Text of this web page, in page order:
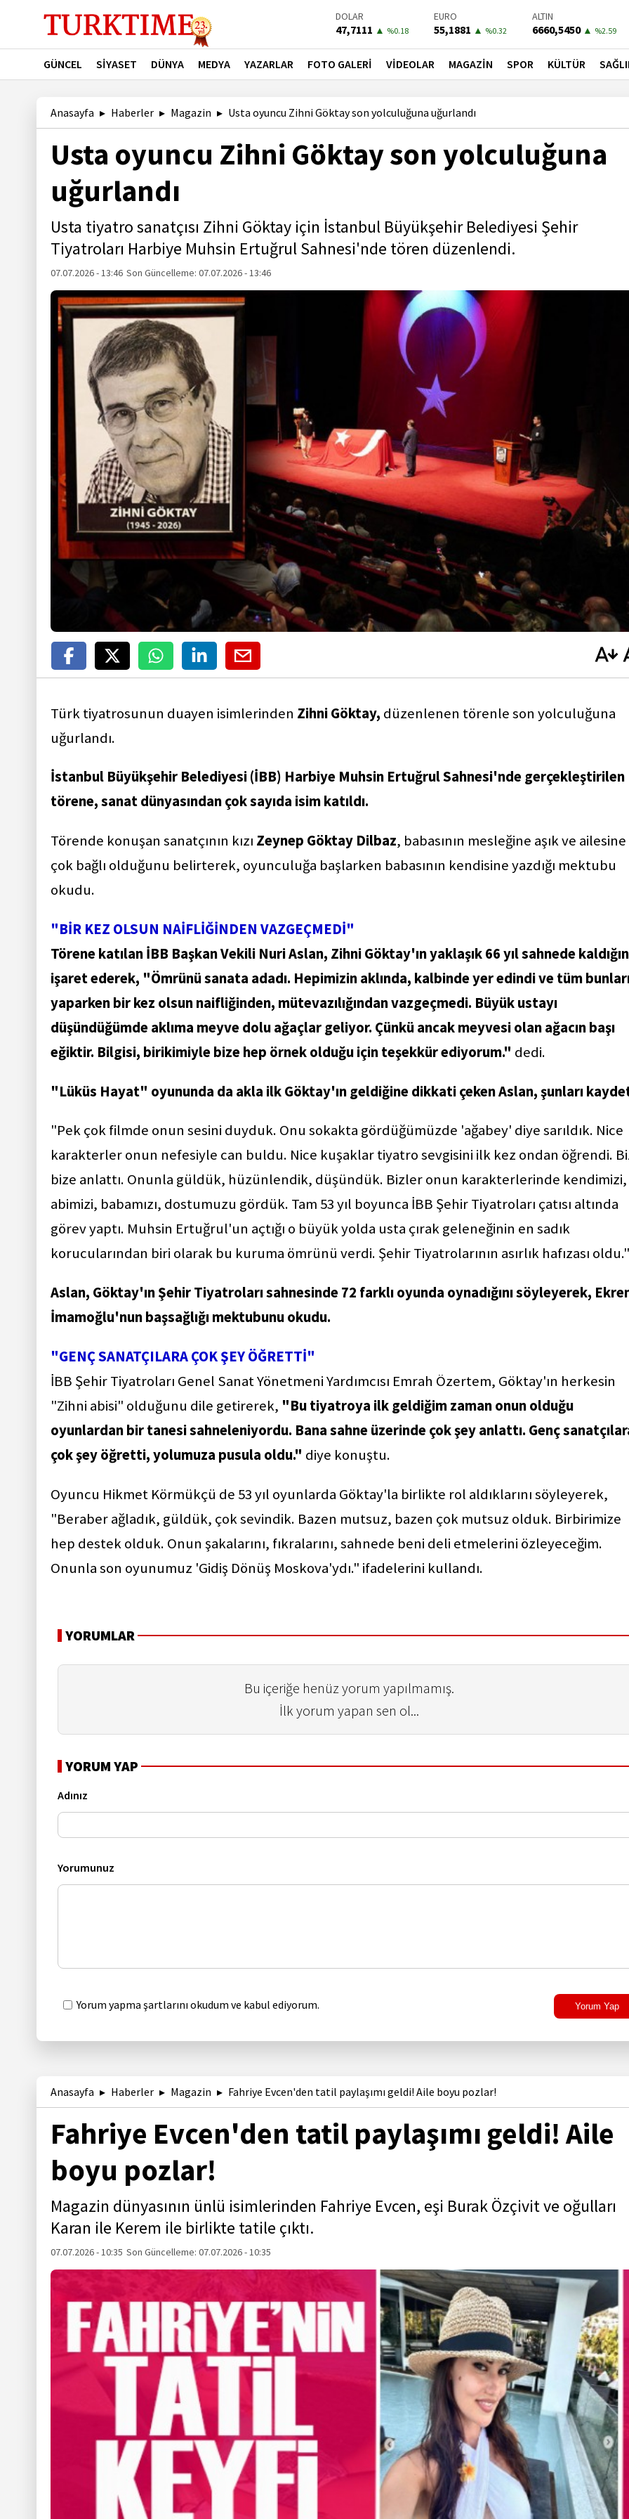
47,7111 55,1881 6660,5450
BIST-100 PETROL BONO
GÜNCEL SİYASET DÜNYA MEDYA YAZARLAR FOTO GALERİ VİDEOLAR MAGAZİN SPOR KÜLTÜR
Anasayfa Haberler Magazin Usta oyuncu Zihni Göktay son yolculuğuna uğurlandı
Usta oyuncu Zihni Göktay son yolculuğuna
uğurlandı
Usta tiyatro sanatçısı Zihni Göktay için İstanbul Büyükşehir Belediyesi Şehir
Tiyatroları Harbiye Muhsin Ertuğrul Sahnesi'nde tören düzenlendi.
07.07.2026 - 13:46 Son Güncelleme:07.07.2026 - 13:46
Türk tiyatrosunun duayen isimlerinden Zihni Göktay, düzenlenen törenle son yolculuğuna
uğurlandı.
İstanbul Büyükşehir Belediyesi (İBB) Harbiye Muhsin Ertuğrul Sahnesi'nde gerçekleştirilen
törene, sanat dünyasından çok sayıda isim katıldı.
Törende konuşan sanatçının kızı Zeynep Göktay Dilbaz, babasının mesleğine aşık ve ailesine
çok bağlı olduğunu belirterek, oyunculuğa başlarken babasının kendisine yazdığı mektubu
okudu.
"BİR KEZ OLSUN NAİFLİĞİNDEN VAZGEÇMEDİ"
Törene katılan İBB Başkan Vekili Nuri Aslan, Zihni Göktay'ın yaklaşık 66 yıl sahnede
işaret ederek, "Ömrünü sanata adadı. Hepimizin aklında, kalbinde yer edindi ve tüm
yaparken bir kez olsun naifliğinden, mütevazılığından vazgeçmedi. Büyük ustayı
düşündüğümde aklıma meyve dolu ağaçlar geliyor. Çünkü ancak meyvesi olan ağacın başı
eğiktir. Bilgisi, birikimiyle bize hep örnek olduğu için teşekkür ediyorum." dedi.
"Lüküs Hayat" oyununda da akla ilk Göktay'ın geldiğine dikkati çeken Aslan, şunları
"Pek çok filmde onun sesini duyduk. Onu sokakta gördüğümüzde 'ağabey' diye sarıldık. Nice
karakterler onun nefesiyle can buldu. Nice kuşaklar tiyatro sevgisini ilk kez ondan öğrendi.
bize anlattı. Onunla güldük, hüzünlendik, düşündük. Bizler onun karakterlerinde kendimizi,
abimizi, babamızı, dostumuzu gördük. Tam 53 yıl boyunca İBB Şehir Tiyatroları çatısı altında
görev yaptı. Muhsin Ertuğrul'un açtığı o büyük yolda usta çırak geleneğinin en sadık
korucularından biri olarak bu kuruma ömrünü verdi. Şehir Tiyatrolarının asırlık hafızası oldu."
Aslan, Göktay'ın Şehir Tiyatroları sahnesinde 72 farklı oyunda oynadığını söyleyerek,
İmamoğlu'nun başsağlığı mektubunu okudu.
"GENÇ SANATÇILARA ÇOK ŞEY ÖĞRETTİ"
İBB Şehir Tiyatroları Genel Sanat Yönetmeni Yardımcısı Emrah Özertem, Göktay'ın herkesin
"Zihni abisi" olduğunu dile getirerek, "Bu tiyatroya ilk geldiğim zaman onun olduğu
oyunlardan bir tanesi sahneleniyordu. Bana sahne üzerinde çok şey anlattı. Genç
çok şey öğretti, yolumuza pusula oldu." diye konuştu.
Oyuncu Hikmet Körmükçü de 53 yıl oyunlarda Göktay'la birlikte rol aldıklarını söyleyerek,
"Beraber ağladık, güldük, çok sevindik. Bazen mutsuz, bazen çok mutsuz olduk. Birbirimize
hep destek olduk. Onun şakalarını, fıkralarını, sahnede beni deli etmelerini özleyeceğim.
Onunla son oyunumuz 'Gidiş Dönüş Moskova'ydı." ifadelerini kullandı.
YORUMLAR
Bu içeriğe henüz yorum yapılmamış.
İlk yorum yapan sen ol...
YORUM YAP
Adınız
Yorumunuz
Yorum yapma şartlarını okudum ve kabul ediyorum. Yorum Yap
Anasayfa Haberler Magazin Fahriye Evcen'den tatil paylaşımı geldi! Aile boyu pozlar!
Fahriye Evcen'den tatil paylaşımı geldi! Aile
boyu pozlar!
Magazin dünyasının ünlü isimlerinden Fahriye Evcen, eşi Burak Özçivit ve oğulları
Karan ile Kerem ile birlikte tatile çıktı.
07.07.2026 - 10:35 Son Güncelleme:07.07.2026 - 10:35